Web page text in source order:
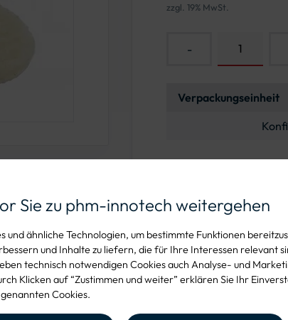
Bevor Sie zu phm-innotech weitergehen
und ähnliche Technologien, um bestimmte Funktionen
und Inhalte zu liefern, die für Ihre Interessen relevant
technisch notwendigen Cookies auch Analyse- und
Klicken auf “Zustimmen und weiter” erklären Sie Ihr
Cookies.
zzgl. 19% MwSt.
-
Verpackungseinheit
Sie
Rufen Sie